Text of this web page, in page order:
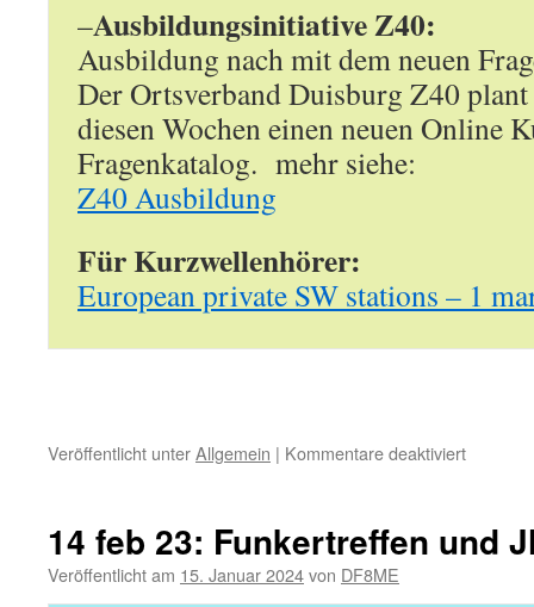
–Ausbildungsinitiative Z40:
Ausbildung nach mit dem neuen
Der Ortsverband Duisburg Z40
diesen Wochen einen neuen Online
Fragenkatalog. mehr siehe:
Z40 Ausbildung
Für Kurzwellenhörer:
European private SW stations – 1
Veröffentlicht unterAllgemein | Kommentare deaktiviertfür
14 feb 23: Funkertreffen und
Veröffentlicht am 15. Januar 2024von DF8ME